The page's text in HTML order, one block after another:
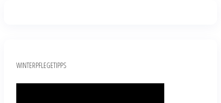
WINTERPFLEGETIPPS